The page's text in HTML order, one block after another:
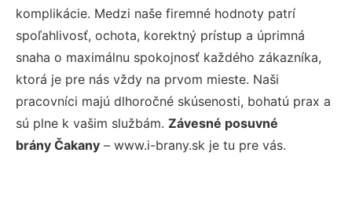
komplikácie. Medzi naše firemné hodnoty patrí
spoľahlivosť, ochota, korektný prístup a úprimná
snaha o maximálnu spokojnosť každého zákazníka,
ktorá je pre nás vždy na prvom mieste. Naši
pracovníci majú dlhoročné skúsenosti, bohatú prax a
sú plne k vašim službám. Závesné posuvné
brány Čakany – www.i-brany.sk je tu pre vás.